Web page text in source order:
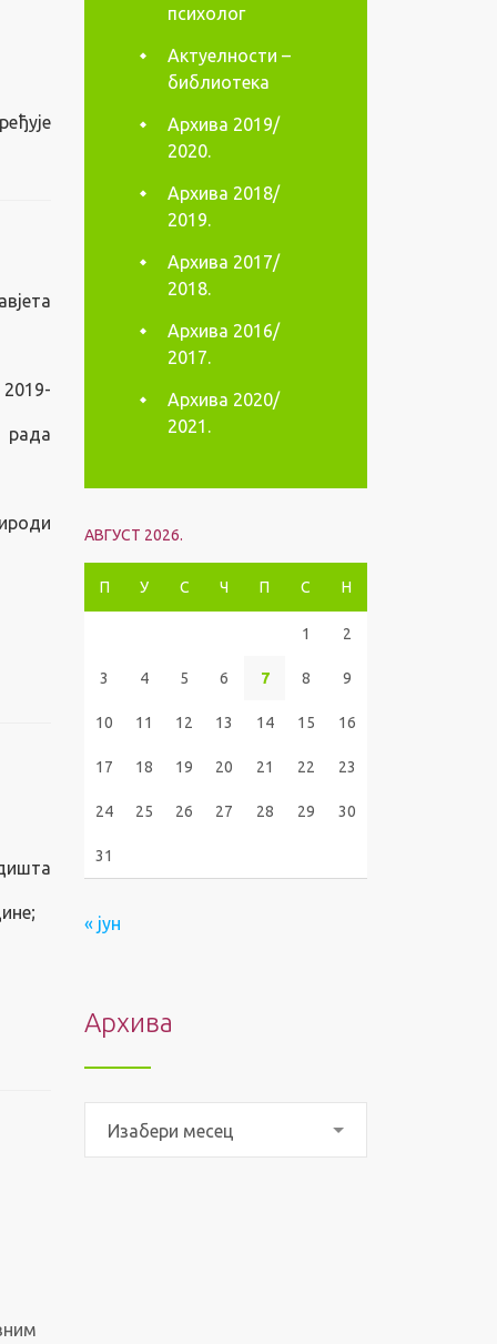
рада
психолог
Актуелности –
библиотека
Архива 2019/
2020.
Архива 2018/
2019.
Архива 2017/
2018.
Архива 2016/
2017.
Архива 2020/
2021.
АВГУСТ 2026.
П У С Ч П С Н
1 2
3 4 5 6 7 8 9
10 11 12 13 14 15 16
17 18 19 20 21 22 23
24 25 26 27 28 29 30
31
« јун
Архива
Изабери месец